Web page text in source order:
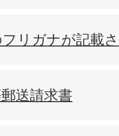
フリガナが記載
送請求書